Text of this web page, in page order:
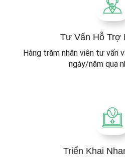
Tư Vấn Hỗ Trợ
Hàng trăm nhân viên tư vấn
ngày/năm qua
Triển Khai